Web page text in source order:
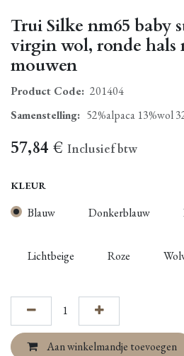
Trui Silke nm65 baby
virgin wol, ronde hals
mouwen
Product Code: 201404
Samenstelling: 52%alpaca 13%wol
57,84 € Inclusief btw
KLEUR
Blauw Donkerblauw
Lichtbeige Roze
Aan winkelmandje toevoegen